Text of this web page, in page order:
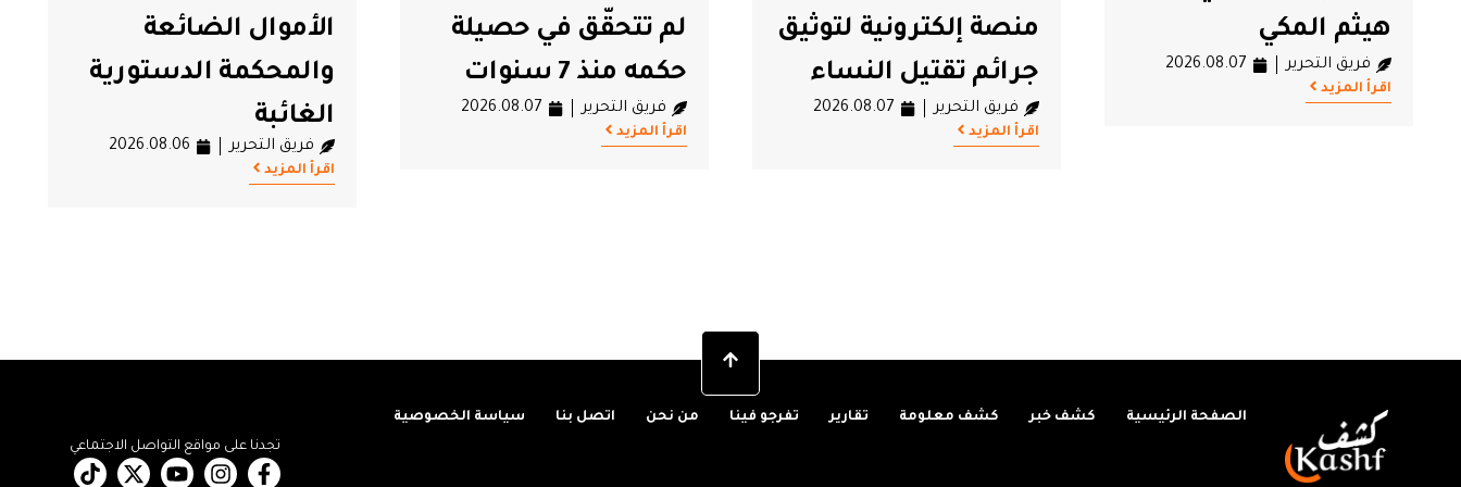
منصة إلكترونية لتوثيق
جرائم تقتيل النساء
فريق التحرير
لم تتحقّق في حصيلة
حكمه منذ 7 سنوات
فريق التحرير 2026.08.07
اقرأ المزيد
الأموال الضائعة
والمحكمة الدستورية
الغائبة
فريق التحرير
بحق شوقي الطبيب
وتمكينه فورا من
الفحوصات الطبية
فريق التحرير 2026.08.06
اقرأ المزيد
تجدنا على مواقع التواصل الاجتماعي
الصفحة الرئيسية كشف خبر كشف معلومة تقارير تفرجو فينا من نحن اتصل بنا سياسة الخصوصية